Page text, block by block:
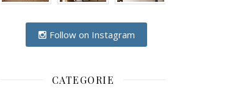
Follow on Instagram
CATEGORIE